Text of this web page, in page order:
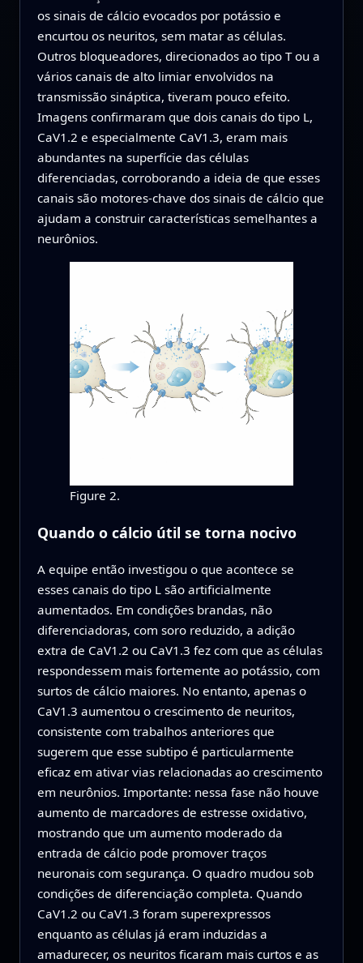
os sinais de cálcio evocados por potássio e
encurtou os neuritos, sem matar as células.
Outros bloqueadores, direcionados ao tipo T ou a
vários canais de alto limiar envolvidos na
transmissão sináptica, tiveram pouco efeito.
Imagens confirmaram que dois canais do tipo L,
CaV1.2 e especialmente CaV1.3, eram mais
abundantes na superfície das células
diferenciadas, corroborando a ideia de que esses
canais são motores-chave dos sinais de cálcio que
ajudam a construir características semelhantes a
neurônios.
Figure 2.
Quando o cálcio útil se torna nocivo
A equipe então investigou o que acontece se
esses canais do tipo L são artificialmente
aumentados. Em condições brandas, não
diferenciadoras, com soro reduzido, a adição
extra de CaV1.2 ou CaV1.3 fez com que as células
respondessem mais fortemente ao potássio, com
surtos de cálcio maiores. No entanto, apenas o
CaV1.3 aumentou o crescimento de neuritos,
consistente com trabalhos anteriores que
sugerem que esse subtipo é particularmente
eficaz em ativar vias relacionadas ao crescimento
em neurônios. Importante: nessa fase não houve
aumento de marcadores de estresse oxidativo,
mostrando que um aumento moderado da
entrada de cálcio pode promover traços
neuronais com segurança. O quadro mudou sob
condições de diferenciação completa. Quando
CaV1.2 ou CaV1.3 foram superexpressos
enquanto as células já eram induzidas a
amadurecer, os neuritos ficaram mais curtos e as